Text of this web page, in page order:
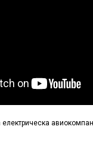
електрическа